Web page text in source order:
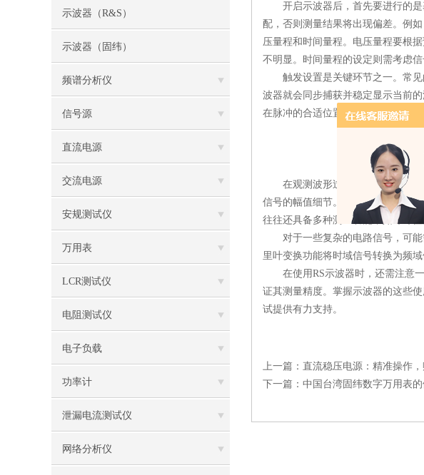
示波器（R&S）
示波器（固纬）
频谱分析仪
信号源
直流电源
交流电源
安规测试仪
万用表
LCR测试仪
电阻测试仪
电子负载
功率计
泄漏电流测试仪
网络分析仪
开启示波器后，首先要进行的是
配，否则测量结果将出现偏差。例
压量程和时间量程。电压量程要根
不明显。时间量程的设定则需考虑
触发设置是关键环节之一。常见
波器就会同步捕获并稳定显示当前
在脉冲的合适位置，可稳定显示脉
在观测波形过程中，可利用示波
信号的幅值细节。水平扫描速度的
往往还具备多种测量功能，如峰峰
对于一些复杂的电路信号，可能
里叶变换功能将时域信号转换为频
在使用RS示波器时，还需注意一
证其测量精度。掌握示波器的这些
试提供有力支持。
上一篇： 直流稳压电源：精准操作
下一篇： 中国台湾固纬数字万用表